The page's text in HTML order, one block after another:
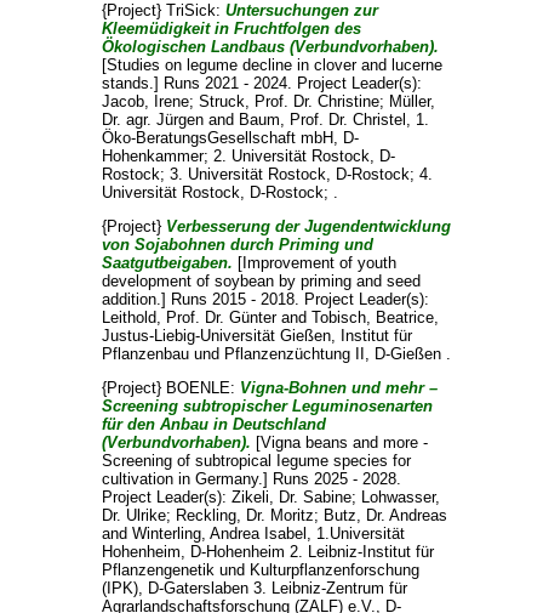
{Project} TriSick: Untersuchungen zur
Kleemüdigkeit in Fruchtfolgen des
Ökologischen Landbaus (Verbundvorhaben).
[Studies on legume decline in clover and lucerne
stands.] Runs 2021 - 2024. Project Leader(s):
Jacob, Irene; Struck, Prof. Dr. Christine; Müller,
Dr. agr. Jürgenand Baum, Prof. Dr. Christel , 1.
Öko-BeratungsGesellschaft mbH, D-
Hohenkammer; 2. Universität Rostock, D-
Rostock; 3. Universität Rostock, D-Rostock; 4.
Universität Rostock, D-Rostock; .
{Project} Verbesserung der Jugendentwicklung
von Sojabohnen durch Priming und
Saatgutbeigaben. [Improvement of youth
development of soybean by priming and seed
addition.] Runs 2015 - 2018. Project Leader(s):
Leithold, Prof. Dr. Günterand Tobisch, Beatrice,
Justus-Liebig-Universität Gießen, Institut für
Pflanzenbau und Pflanzenzüchtung II, D-Gießen .
{Project} BOENLE: Vigna-Bohnen und mehr –
Screening subtropischer Leguminosenarten
für den Anbau in Deutschland
(Verbundvorhaben). [Vigna beans and more -
Screening of subtropical Iegume species for
cultivation in Germany.] Runs 2025 - 2028.
Project Leader(s): Zikeli, Dr. Sabine; Lohwasser,
Dr. Ulrike; Reckling, Dr. Moritz; Butz, Dr. Andreas
and Winterling, Andrea Isabel , 1.Universität
Hohenheim, D-Hohenheim 2. Leibniz-Institut für
Pflanzengenetik und Kulturpflanzenforschung
(IPK), D-Gaterslaben 3. Leibniz-Zentrum für
Agrarlandschaftsforschung (ZALF) e.V., D-